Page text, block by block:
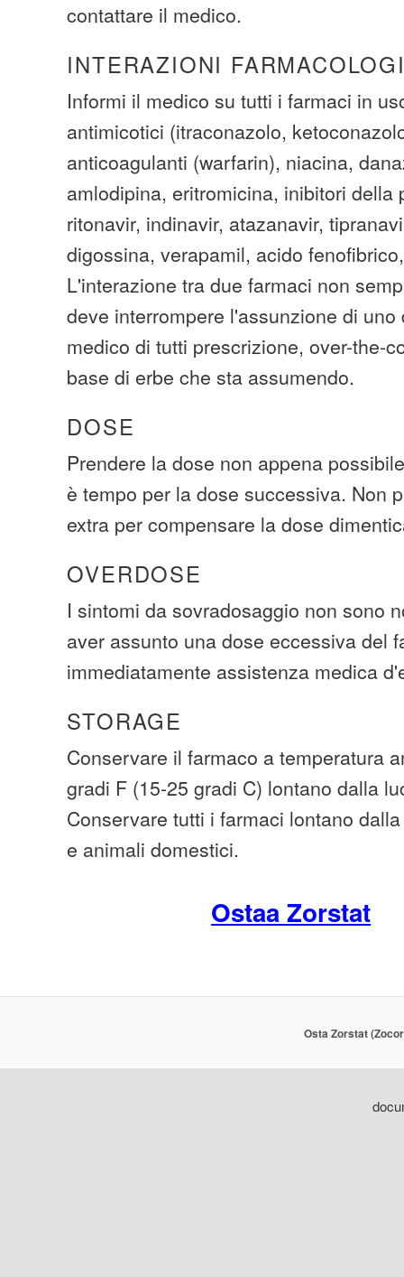
contattare il medico.
INTERAZIONI
Informi il medico su tutti i farmaci in
antimicotici (itraconazolo,
anticoagulanti (warfarin), niacina,
amlodipina, eritromicina, inibitori della
ritonavir, indinavir, atazanavir,
digossina, verapamil, acido
L'interazione tra due farmaci non
deve interrompere l'assunzione di
medico di tutti prescrizione, over-the-
base di erbe che sta assumendo.
DOSE
Prendere la dose non appena
è tempo per la dose successiva. Non
extra per compensare la dose
OVERDOSE
I sintomi da sovradosaggio non sono
aver assunto una dose eccessiva del
immediatamente assistenza medica
STORAGE
Conservare il farmaco a temperatura
gradi F (15-25 gradi C) lontano dalla
Conservare tutti i farmaci lontano
e animali domestici.
Ostaa Zorstat
Osta Zorstat